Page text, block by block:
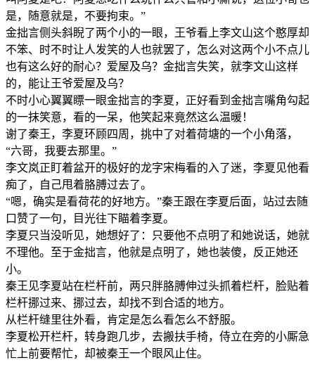
是，随意就是，不要拘束。”
金拙言侧头斜睨了两个小的一眼，王爷看上李文山这个憨厚却
不笨、时不时让人发笑的人也就罢了，怎么对这两个小不点儿
也有这么好的耐心？爱屋及乌？金拙言失笑，就李文山这样
的，能让王爷爱屋及乌？
不时小心翼翼瞟一眼金拙言的李夏，正好看到金拙言嘴角勾起
的一抹笑意，看的一呆，他笑起来竟然这么温暖！
谢了秦王，李夏环顾四周，挑中了对着荷塘的一个小角落，
“六哥，我要去那里。”
李文岚正盯着盆开的极好的龙字宋梅看的入了迷，李夏见他看
痴了，自己甩着胳膊过去了。
“嗯，确实是看荷花的好地方。”秦王跟在李夏后面，站过去随
口赞了一句，目光往下瞄着李夏。
李夏只当没听见，她想好了：只要他不点明了和她说话，她就
不理他。至于金拙言，他就是点明了，她也装傻，反正她还
小。
秦王见李夏站在栏杆前，两只胖胳膊伸过头抓着栏杆，脸贴着
栏杆挪过来、挪过去，却找不到合适的地方。
从栏杆缝里往外看，肯定是怎么看怎么不舒服。
李夏松开栏杆，转身跑几步，去搬扶手椅，侍立在旁的小厮急
忙上前要帮忙，却被秦王一个眼风止住。